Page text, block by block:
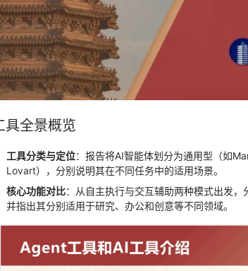
具全景概览
工具分类与定位：报告将AI智能体划分为通用型（如
Lovart），分别说明其在不同任务中的适用场景。
核心功能对比：从自主执行与交互辅助两种模式出发，
并指出其分别适用于研究、办公和创意等不同领域。